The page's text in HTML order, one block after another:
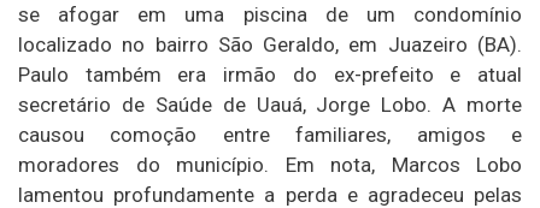
se afogar em uma piscina de um condomínio
localizado no bairro São Geraldo, em Juazeiro (BA).
Paulo também era irmão do ex-prefeito e atual
secretário de Saúde de Uauá, Jorge Lobo. A morte
causou comoção entre familiares, amigos e
moradores do município. Em nota, Marcos Lobo
lamentou profundamente a perda e agradeceu pelas